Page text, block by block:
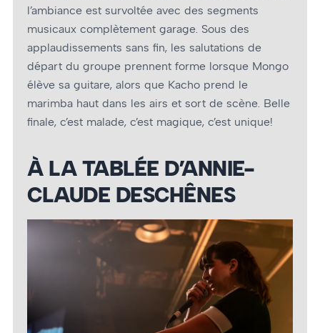
l’ambiance est survoltée avec des segments
musicaux complètement garage. Sous des
applaudissements sans fin, les salutations de
départ du groupe prennent forme lorsque Mongo
élève sa guitare, alors que Kacho prend le
marimba haut dans les airs et sort de scène. Belle
finale, c’est malade, c’est magique, c’est unique!
À LA TABLÉE D’ANNIE-
CLAUDE DESCHÊNES